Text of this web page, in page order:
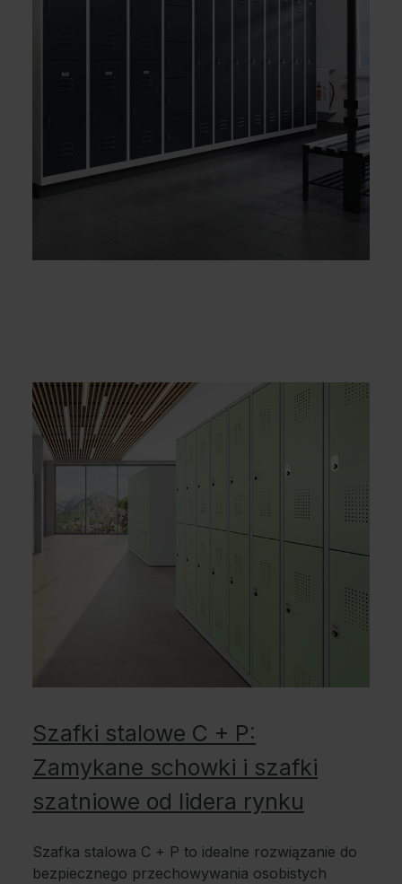
Szafki stalowe C + P:
Zamykane schowki i szafki
szatniowe od lidera rynku
Szafka stalowa C + P to idealne rozwiązanie do
bezpiecznego przechowywania osobistych